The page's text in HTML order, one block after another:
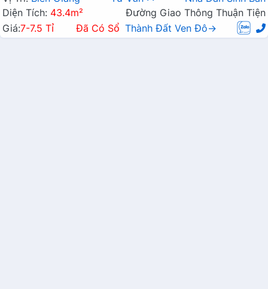
Diện Tích: 43.4m²
Đường Giao Thông Thuận Tiện
Giá:7-7.5 Tỉ Đã Có Sổ Thành Đất Ven Đô→